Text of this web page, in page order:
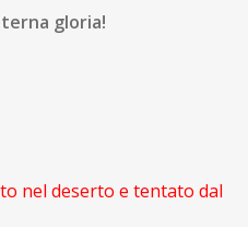
gloria!
nel deserto e tentato dal